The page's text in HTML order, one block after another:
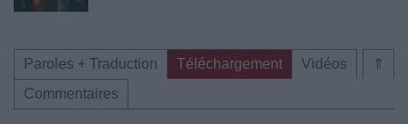
⇑
Paroles + Traduction Téléchargement
Vidéos
Commentaires